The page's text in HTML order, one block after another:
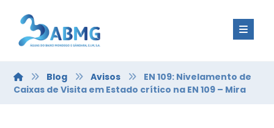
Blog Avisos
EN 109: Nivelamento de
Caixas de Visita em Estado crítico na EN 109 – Mira